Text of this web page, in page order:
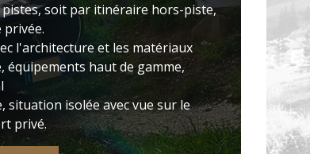
pistes, soit par itinéraire hors-piste,
l'architecture et les matériaux
équipements haut de gamme,
situation isolée avec vue sur le
privé.